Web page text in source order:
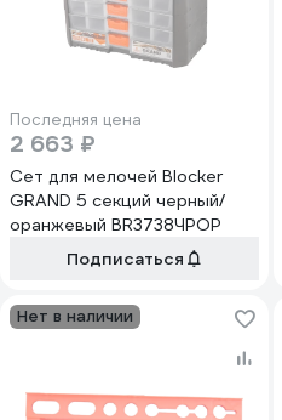
Последняя цена
2 663 ₽
Сет для мелочей Blocker
GRAND 5 секций черный/
оранжевый BR3738ЧРОР
Подписаться
Нет в наличии